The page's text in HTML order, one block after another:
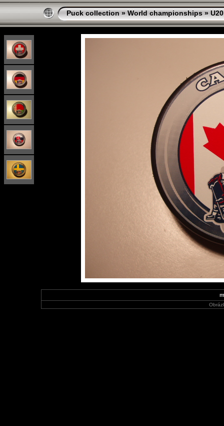
Puck collection » World championships » U20